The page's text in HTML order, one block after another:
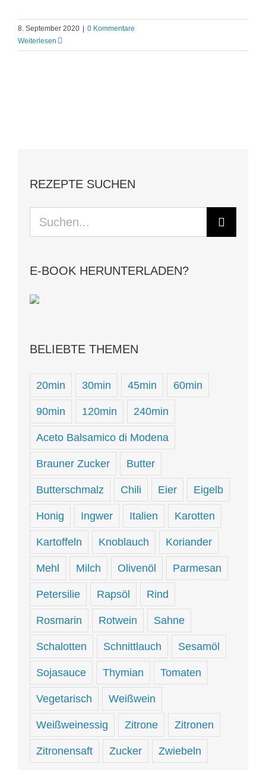
8. September 2020
0 Kommentare
Weiterlesen
REZEPTE SUCHEN
Suche
nach:
E-BOOK HERUNTERLADEN?
BELIEBTE THEMEN
20min 30min 45min 60min
90min 120min 240min
Aceto Balsamico di Modena
Brauner Zucker Butter
Butterschmalz Chili Eier Eigelb
Honig Ingwer Italien Karotten
Kartoffeln Knoblauch Koriander
Mehl Milch Olivenöl Parmesan
Petersilie Rapsöl Rind
Rosmarin Rotwein Sahne
Schalotten Schnittlauch Sesamöl
Sojasauce Thymian Tomaten
Vegetarisch Weißwein
Weißweinessig Zitrone Zitronen
Zitronensaft Zucker Zwiebeln